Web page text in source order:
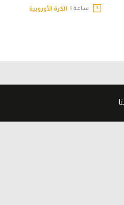
ساعة | الكرة الأوروبية